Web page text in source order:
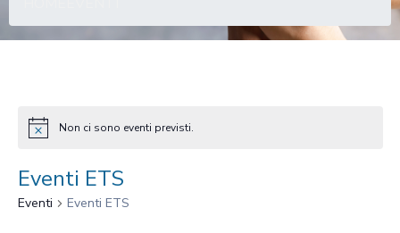
Non ci sono eventi previsti.
Eventi ETS
Eventi Eventi ETS